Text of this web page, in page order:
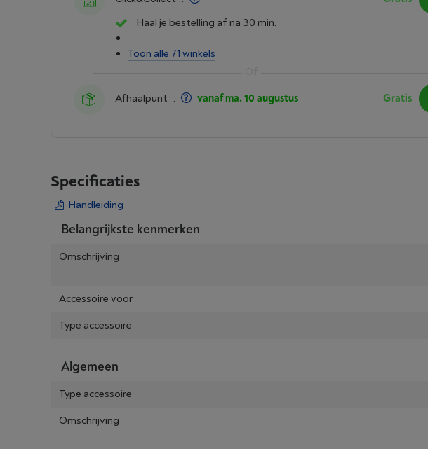
Haal je bestelling af na 30 min.
Toon alle 71 winkels
Afhaalpunt : vanaf ma. 10 augustus Gratis
Specificaties
Handleiding
Belangrijkste kenmerken
Omschrijving
Accessoire voor
Type accessoire
Algemeen
Type accessoire
Omschrijving